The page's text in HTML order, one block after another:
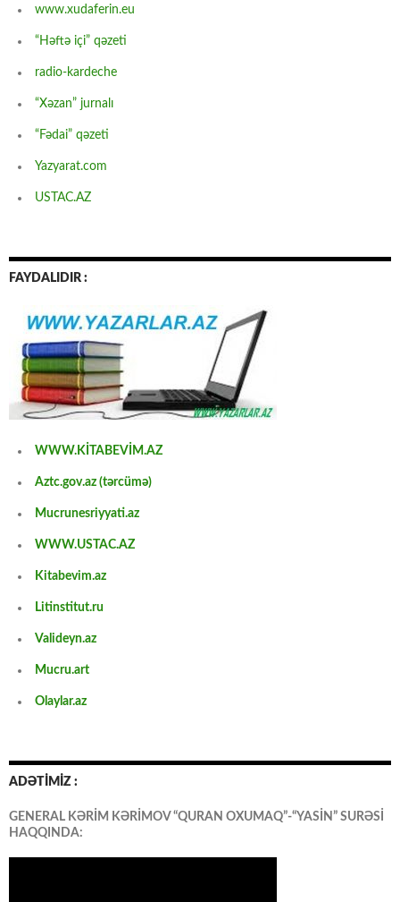
www.xudaferin.eu
“Həftə içi” qəzeti
radio-kardeche
“Xəzan” jurnalı
“Fədai” qəzeti
Yazyarat.com
USTAC.AZ
FAYDALIDIR :
WWW.KİTABEVİM.AZ
Aztc.gov.az (tərcümə)
Mucrunesriyyati.az
WWW.USTAC.AZ
Kitabevim.az
Litinstitut.ru
Valideyn.az
Mucru.art
Olaylar.az
ADƏTİMİZ :
GENERAL KƏRİM KƏRİMOV “QURAN OXUMAQ”-“YASİN” SURƏSİ
HAQQINDA: